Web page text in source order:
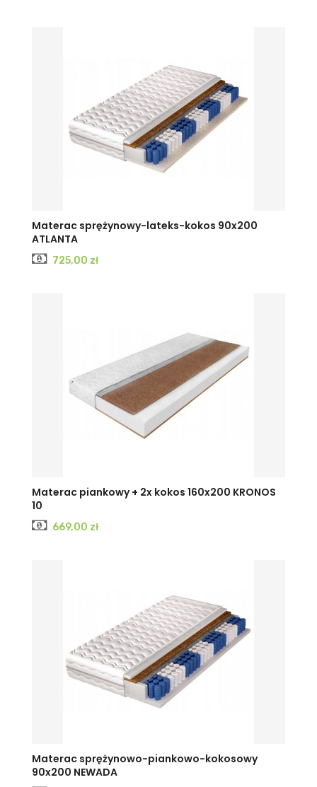
Materac sprężynowy-lateks-kokos 90x200
ATLANTA
Cena
725,00 zł
Materac piankowy + 2x kokos 160x200 KRONOS
10
Cena
669,00 zł
Materac sprężynowo-piankowo-kokosowy
90x200 NEWADA